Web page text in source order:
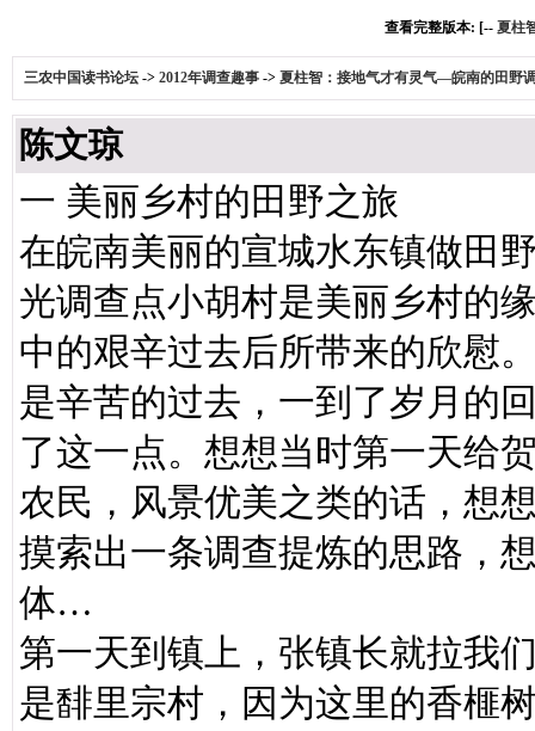
查看完整版本: [-- 夏柱
三农中国读书论坛 -> 2012年调查趣事 -> 夏柱智：接地气才有灵气—皖南的田野
陈文琼
一 美丽乡村的田野之旅
在皖南美丽的宣城水东镇做田
光调查点小胡村是美丽乡村的
中的艰辛过去后所带来的欣慰
是辛苦的过去，一到了岁月的
了这一点。想想当时第一天给
农民，风景优美之类的话，想
摸索出一条调查提炼的思路，
体…
第一天到镇上，张镇长就拉我
是馡里宗村，因为这里的香榧